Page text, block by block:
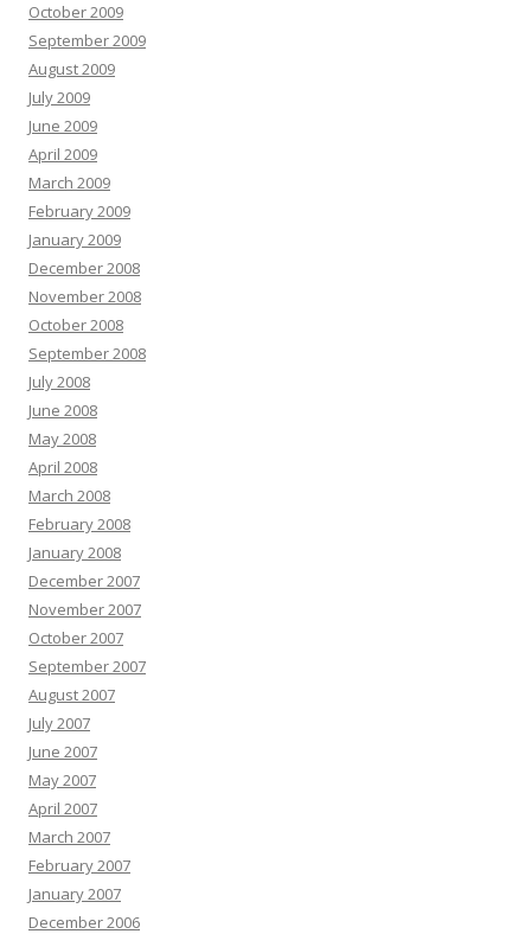
October 2009
September 2009
August 2009
July 2009
June 2009
April 2009
March 2009
February 2009
January 2009
December 2008
November 2008
October 2008
September 2008
July 2008
June 2008
May 2008
April 2008
March 2008
February 2008
January 2008
December 2007
November 2007
October 2007
September 2007
August 2007
July 2007
June 2007
May 2007
April 2007
March 2007
February 2007
January 2007
December 2006